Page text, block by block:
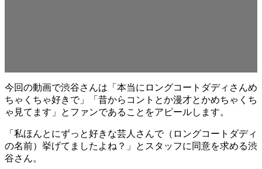
今回の動画で渋谷さんは「本当にロングコートダディさんめ
ちゃくちゃ好きで」「昔からコントとか漫才とかめちゃくち
ゃ見てます」とファンであることをアピールします。
「私ほんとにずっと好きな芸人さんで（ロングコートダディ
の名前）挙げてましたよね？」とスタッフに同意を求める渋
谷さん。